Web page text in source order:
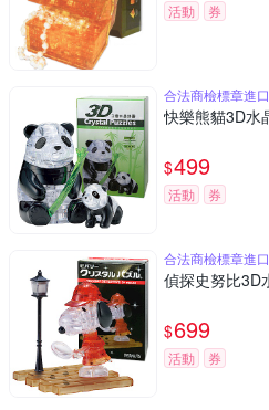
活動 券
合法商檢標章進口
快樂熊貓3D水
$499
活動 券
合法商檢標章進口
偵探史努比3D
$699
活動 券